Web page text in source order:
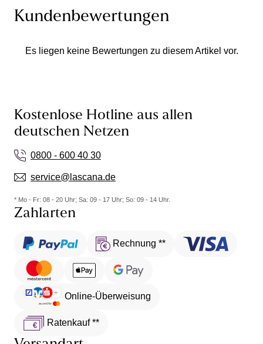
Kundenbewertungen
Es liegen keine Bewertungen zu diesem Artikel vor.
Kostenlose Hotline aus allen
deutschen Netzen
0800 - 600 40 30
service@lascana.de
* Mo - Fr: 08 - 20 Uhr; Sa: 09 - 17 Uhr; So: 09 - 14 Uhr.
Zahlarten
Rechnung **
Online-Überweisung
Ratenkauf **